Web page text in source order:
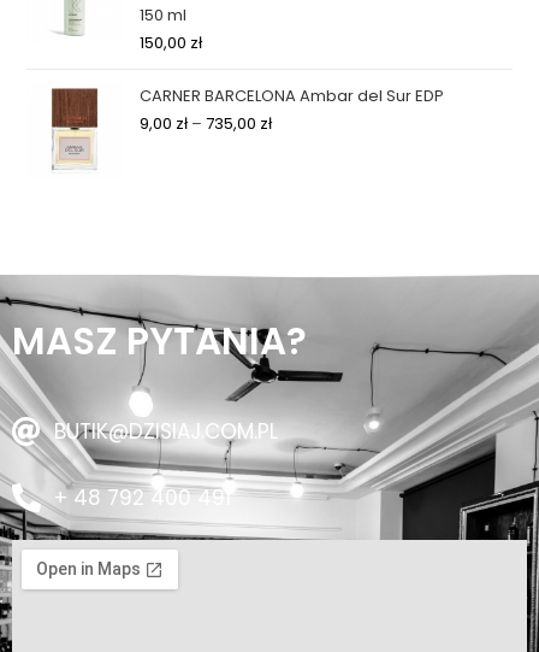
150 ml
150,00 zł
CARNER BARCELONA Ambar del Sur EDP
9,00 zł– 735,00 zł
MASZ PYTANIA?
BUTIK@DZISIAJ.COM.PL
+ 48 792 400 491